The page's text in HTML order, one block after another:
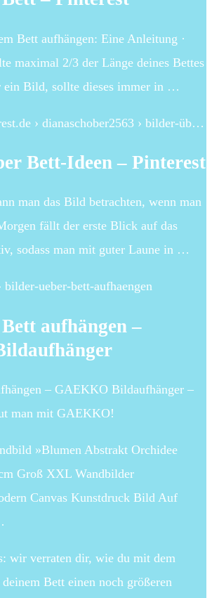
Bett aufhängen: Eine Anleitung ·
maximal 2/3 der Länge deines Bettes
ein Bild, sollte dieses immer in …
› dianaschober2563 › bilder-üb…
Bett-Ideen – Pinterest
man das Bild betrachten, wenn man
fällt der erste Blick auf das
sodass man mit guter Laune in …
bilder-ueber-bett-aufhaengen
aufhängen –
– GAEKKO Bildaufhänger –
man mit GAEKKO!
»Blumen Abstrakt Orchidee
Groß XXL Wandbilder
Canvas Kunstdruck Bild Auf
wir verraten dir, wie du mit dem
Bett einen noch größeren